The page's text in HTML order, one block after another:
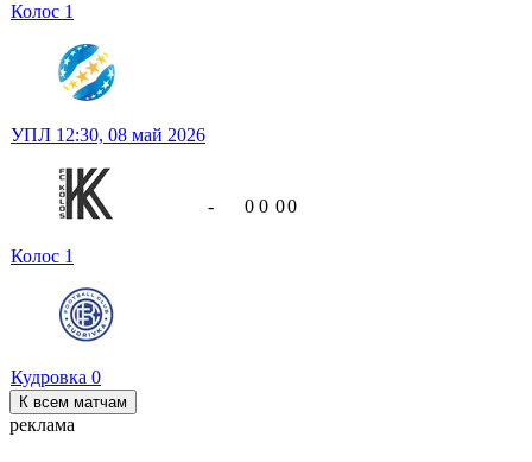
Колос 1
УПЛ 12:30, 08 май 2026
Колос 1
Кудровка 0
- 0 0 00
К всем матчам
реклама